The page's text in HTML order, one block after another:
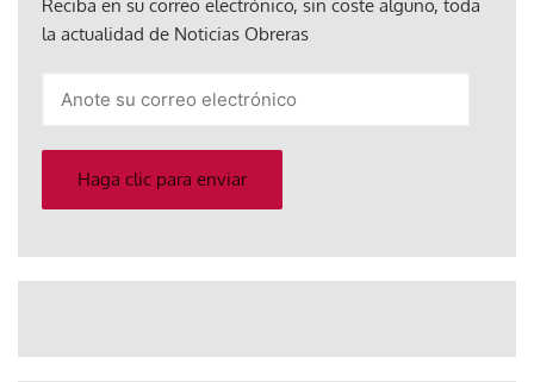
Reciba en su correo electrónico, sin coste alguno, toda
la actualidad de Noticias Obreras
electrónico
Haga clic para enviar